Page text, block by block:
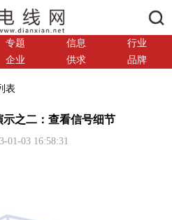
专题 信息
行业
企业 供求 品牌
表
示之二：查看信号细节
03 16:58:31